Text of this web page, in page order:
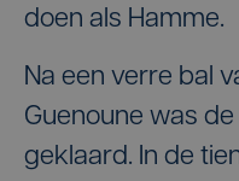
doen als Hamme.
Na een verre bal
Guenoune was
geklaard. In de